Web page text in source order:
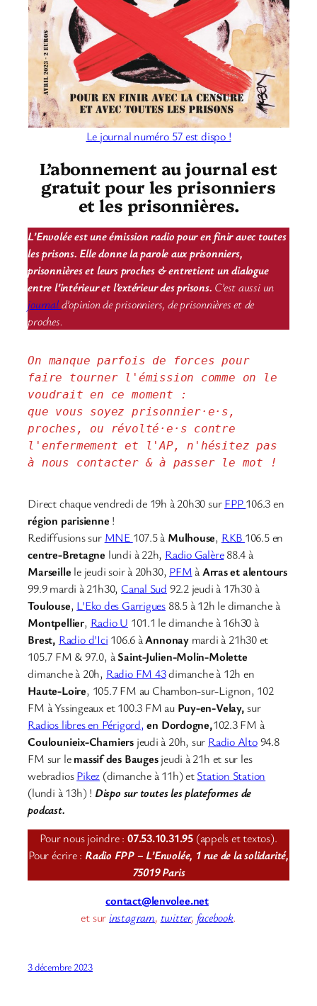
Le journal numéro 57 est dispo !
L’abonnement au journal est
gratuit pour les prisonniers
et les prisonnières.
L’Envolée est une émission radio pour en finir avec toutes
les prisons. Elle donne la parole aux prisonniers,
prisonnières et leurs proches & entretient un dialogue
entre l’intérieur et l’extérieur des prisons. C’est aussi un
journald’opinion de prisonniers, de prisonnières et de
proches.
On manque parfois de forces pour
faire tourner l'émission comme on le
voudrait en ce moment :
que vous soyez prisonnier·e·s,
proches, ou révolté·e·s contre
l'enfermement et l'AP, n'hésitez pas
à nous contacter & à passer le mot !
Direct chaque vendredi de 19h à 20h30 surFPP106.3 en
région parisienne !
Rediffusions sur MNE 107.5 à Mulhouse, RKB 106.5 en
centre-Bretagne lundi à 22h, Radio Galère88.4 à
Marseille le jeudi soir à 20h30, PFMàArras et alentours
99.9 mardi à 21h30, Canal Sud 92.2 jeudi à 17h30 à
Toulouse, L’Eko des Garrigues 88.5 à 12h le dimanche à
Montpellier, Radio U 101.1 le dimanche à 16h30 à
Brest, Radio d’Ici 106.6 àAnnonay mardi à 21h30 et
105.7 FM & 97.0, àSaint-Julien-Molin-Molette
dimanche à 20h, Radio FM 43dimanche à 12h en
Haute-Loire, 105.7 FM au Chambon-sur-Lignon, 102
FM à Yssingeaux et 100.3 FM au Puy-en-Velay,sur
Radios libres en Périgord, en Dordogne,102.3 FM à
Coulounieix-Chamiers jeudi à 20h, sur Radio Alto94.8
FM sur lemassif des Baugesjeudi à 21h et sur les
webradiosPikez (dimanche à 11h) etStation Station
(lundi à 13h) ! Dispo sur toutes les plateformes de
podcast.
Pour nous joindre : 07.53.10.31.95 (appels et textos).
Pour écrire : Radio FPP – L’Envolée, 1 rue de la solidarité,
75019 Paris
contact@lenvolee.net
et sur instagram, twitter, facebook.
3 décembre 2023